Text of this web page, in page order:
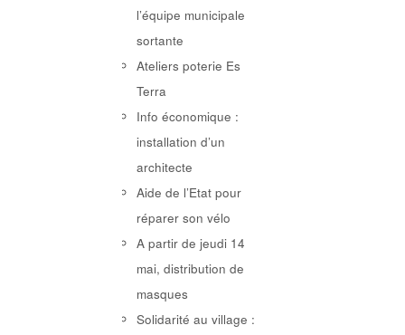
l’équipe municipale
sortante
Ateliers poterie Es
Terra
Info économique :
installation d’un
architecte
Aide de l’Etat pour
réparer son vélo
A partir de jeudi 14
mai, distribution de
masques
Solidarité au village :